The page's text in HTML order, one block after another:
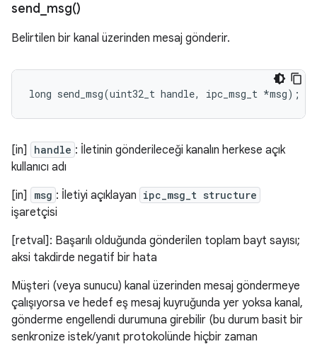
send_msg()
Belirtilen bir kanal üzerinden mesaj gönderir.
long send_msg(uint32_t handle, ipc_msg_t *msg);
[in] handle : İletinin gönderileceği kanalın herkese açık
kullanıcı adı
[in]
msg : İletiyi açıklayan ipc_msg_t structure
işaretçisi
[retval]: Başarılı olduğunda gönderilen toplam bayt sayısı;
aksi takdirde negatif bir hata
Müşteri (veya sunucu) kanal üzerinden mesaj göndermeye
çalışıyorsa ve hedef eş mesaj kuyruğunda yer yoksa kanal,
gönderme engellendi durumuna girebilir (bu durum basit bir
senkronize istek/yanıt protokolünde hiçbir zaman